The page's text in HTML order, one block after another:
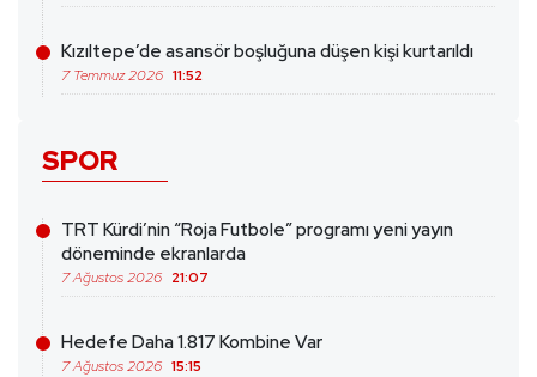
Kızıltepe’de asansör boşluğuna düşen kişi kurtarıldı
7 Temmuz 2026 11:52
SPOR
TRT Kürdi’nin “Roja Futbole” programı yeni yayın
döneminde ekranlarda
7 Ağustos 2026 21:07
Hedefe Daha 1.817 Kombine Var
7 Ağustos 2026 15:15